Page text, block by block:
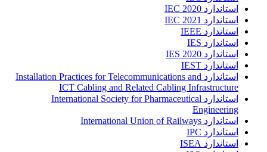
استاندارد IEC 2020
استاندارد IEC 2021
استاندارد IEEE
استاندارد IES
استاندارد IES 2020
استاندارد IEST
استاندارد Installation Practices for Telecommunications and
ICT Cabling and Related Cabling Infrastructure
استاندارد International Society for Pharmaceutical
Engineering
استاندارد International Union of Railways
استاندارد IPC
استاندارد ISEA